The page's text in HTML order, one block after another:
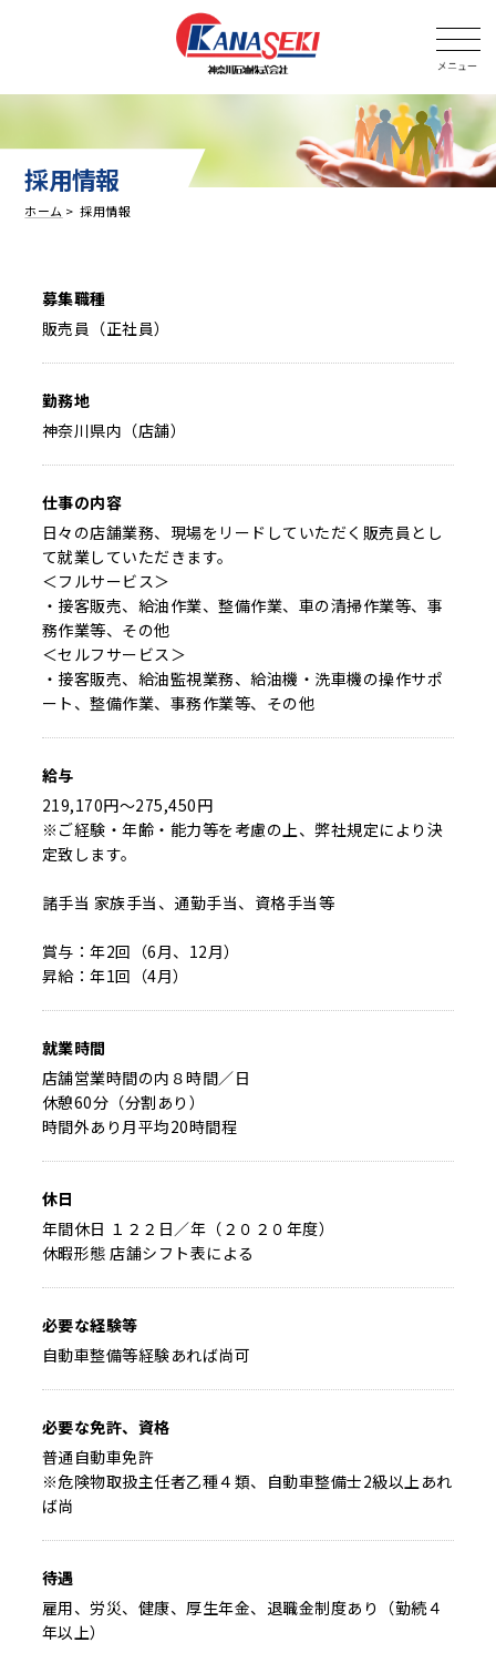
採用情報
ホーム 採用情報
募集職種
販売員（正社員）
勤務地
神奈川県内（店舗）
仕事の内容
日々の店舗業務、現場をリードしていただく販売員とし
て就業していただきます。
＜フルサービス＞
・接客販売、給油作業、整備作業、車の清掃作業等、事
務作業等、その他
＜セルフサービス＞
・接客販売、給油監視業務、給油機・洗車機の操作サポ
ート、整備作業、事務作業等、その他
給与
219,170円～275,450円
※ご経験・年齢・能力等を考慮の上、弊社規定により決
定致します。
諸手当 家族手当、通勤手当、資格手当等
賞与：年2回（6月、12月）
昇給：年1回（4月）
就業時間
店舗営業時間の内８時間／日
休憩60分（分割あり）
時間外あり月平均20時間程
休日
年間休日 １２２日／年（２０２０年度）
休暇形態 店舗シフト表による
必要な経験等
自動車整備等経験あれば尚可
必要な免許、資格
普通自動車免許
※危険物取扱主任者乙種４類、自動車整備士2級以上あれ
ば尚
待遇
雇用、労災、健康、厚生年金、退職金制度あり（勤続４
年以上）